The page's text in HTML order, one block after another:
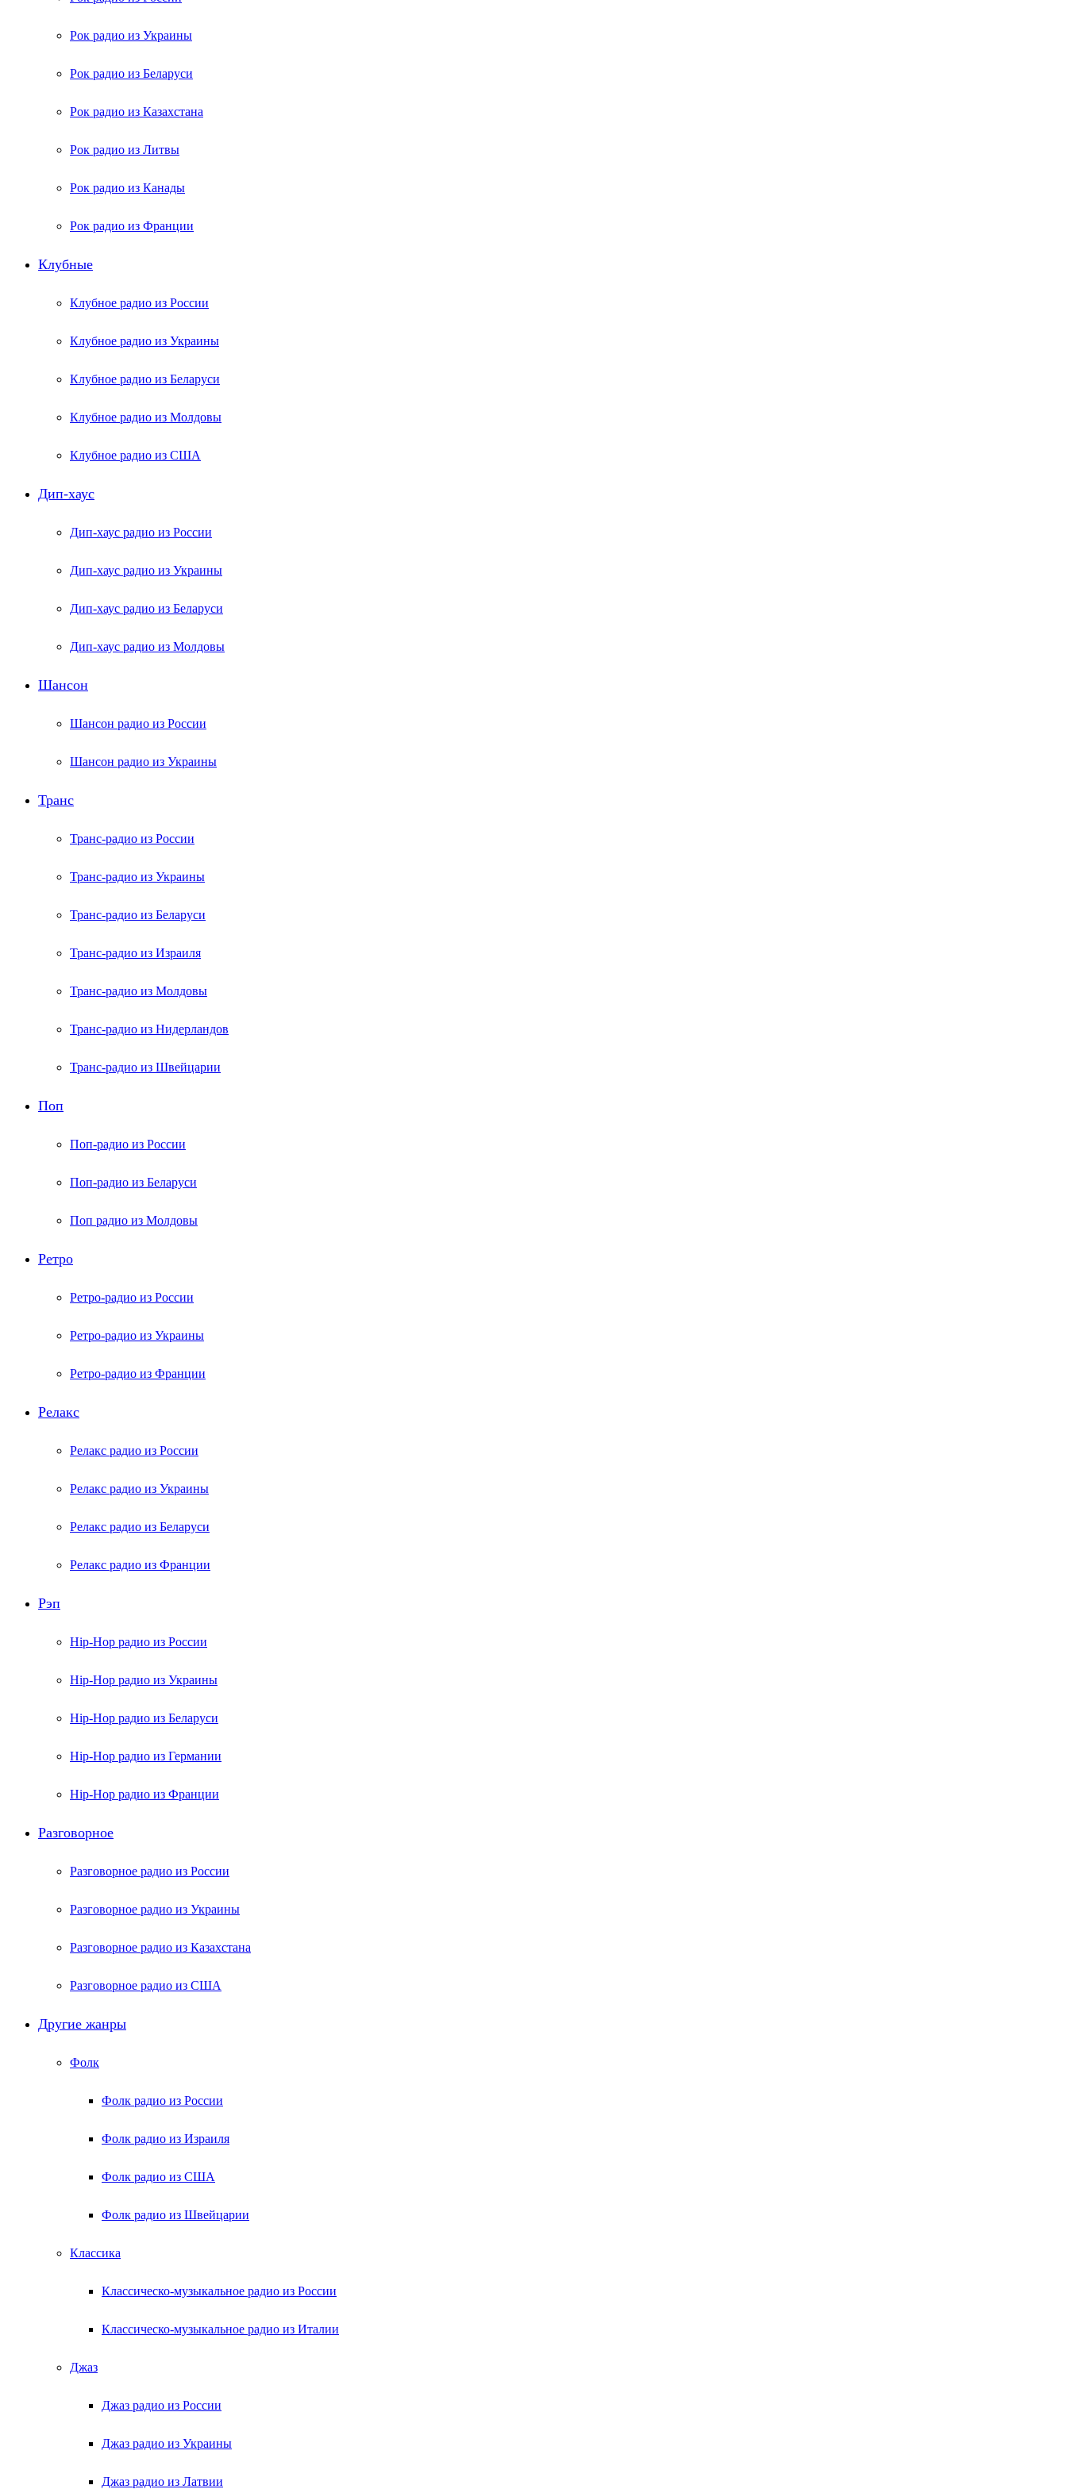
Рок радио из Украины
Рок радио из Беларуси
Рок радио из Казахстана
Рок радио из Литвы
Рок радио из Канады
Рок радио из Франции
Клубные
Клубное радио из России
Клубное радио из Украины
Клубное радио из Беларуси
Клубное радио из Молдовы
Клубное радио из США
Дип-хаус
Дип-хаус радио из России
Дип-хаус радио из Украины
Дип-хаус радио из Беларуси
Дип-хаус радио из Молдовы
Шансон
Шансон радио из России
Шансон радио из Украины
Транс
Транс-радио из России
Транс-радио из Украины
Транс-радио из Беларуси
Транс-радио из Израиля
Транс-радио из Молдовы
Транс-радио из Нидерландов
Транс-радио из Швейцарии
Поп
Поп-радио из России
Поп-радио из Беларуси
Поп радио из Молдовы
Ретро
Ретро-радио из России
Ретро-радио из Украины
Ретро-радио из Франции
Релакс
Релакс радио из России
Релакс радио из Украины
Релакс радио из Беларуси
Релакс радио из Франции
Рэп
Hip-Hop радио из России
Hip-Hop радио из Украины
Hip-Hop радио из Беларуси
Hip-Hop радио из Германии
Hip-Hop радио из Франции
Разговорное
Разговорное радио из России
Разговорное радио из Украины
Разговорное радио из Казахстана
Разговорное радио из США
Другие жанры
Фолк
Фолк радио из России
Фолк радио из Израиля
Фолк радио из США
Фолк радио из Швейцарии
Классика
Классическо-музыкальное радио из России
Классическо-музыкальное радио из Италии
Джаз
Джаз радио из России
Джаз радио из Украины
Джаз радио из Латвии